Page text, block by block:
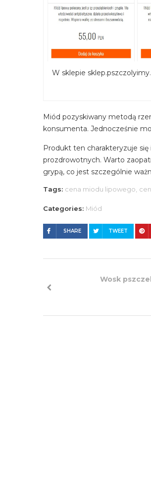
W sklepie
Miód pozyskiwany metodą
konsumenta. Jednocześnie
Produkt ten charakteryzuje
prozdrowotnych. Warto
grypą, co jest szczególnie
Tags: cena miodu lipowego,
Categories: Miód
SHARE TWEET
Wosk